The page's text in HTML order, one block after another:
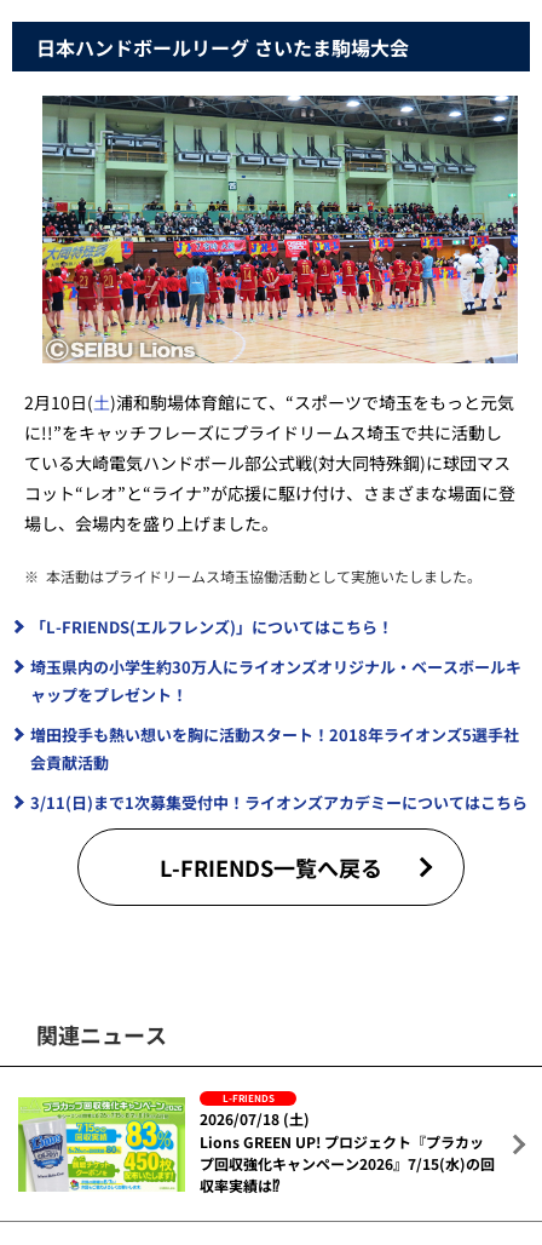
日本ハンドボールリーグ さいたま駒場大会
2月10日(土)浦和駒場体育館にて、“スポーツで埼玉をもっと元気
に!!”をキャッチフレーズにプライドリームス埼玉で共に活動し
ている大崎電気ハンドボール部公式戦(対大同特殊鋼)に球団マス
コット“レオ”と“ライナ”が応援に駆け付け、さまざまな場面に登
場し、会場内を盛り上げました。
※ 本活動はプライドリームス埼玉協働活動として実施いたしました。
「L-FRIENDS(エルフレンズ)」についてはこちら！
埼玉県内の小学生約30万人にライオンズオリジナル・ベースボールキ
ャップをプレゼント！
増田投手も熱い想いを胸に活動スタート！2018年ライオンズ5選手社
会貢献活動
3/11(日)まで1次募集受付中！ライオンズアカデミーについてはこちら
L-FRIENDS一覧へ戻る
関連ニュース
L-FRIENDS
2026/07/18 (土)
Lions GREEN UP! プロジェクト『プラカッ
プ回収強化キャンペーン2026』7/15(水)の回
収率実績は⁉